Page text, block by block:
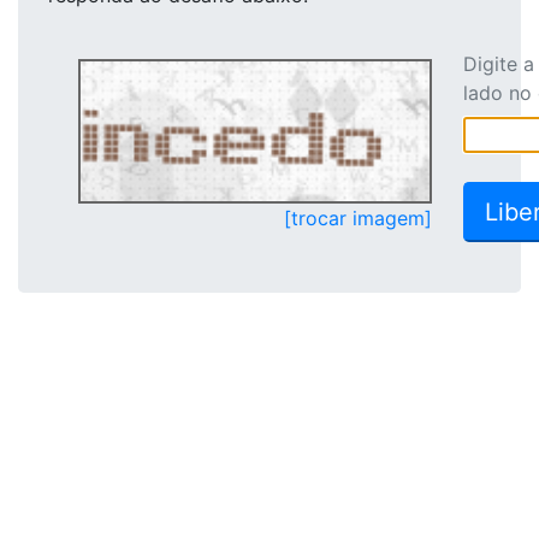
[trocar imagem]
Digite
lado no